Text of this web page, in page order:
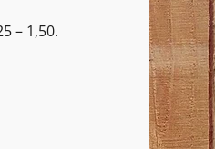
– 1,50.